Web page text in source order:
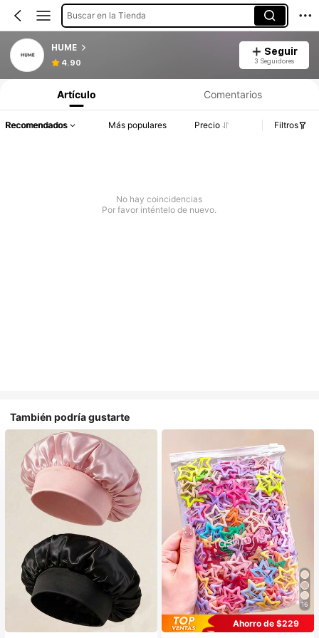
Buscar en la Tienda
HUME
4.90
Seguir
3 Seguidores
Artículo Comentarios
Recomendados Más populares Precio Filtros
No hay coincidencias
Por favor inténtelo de nuevo.
También podría gustarte
#1 Más vendidos
en Multicolor Gorros para el pelo para mujer
Establecido hace 1 año
16
Ahorro de $229